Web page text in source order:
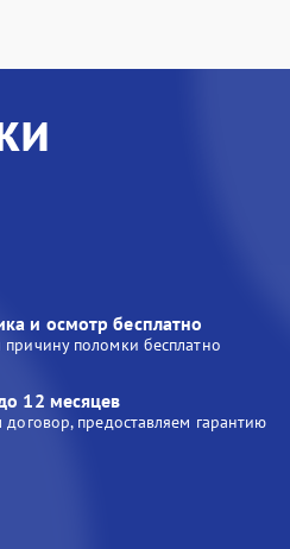
и осмотр бесплатно
поломки бесплатно
12 месяцев
договор, предоставляем гарантию